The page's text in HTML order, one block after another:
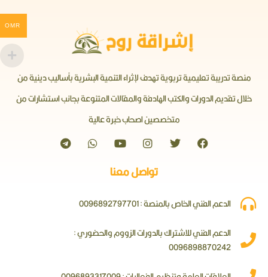
منصة تدريبة تعليمية تربوية تهدف لإثراء التنمية البشرية بأساليب دينية من
خلال تقديم الدورات والكتب الهادفة والمقالات المتنوعة بجانب استشارات من
متخصصين اصحاب خبرة عالية
تواصل معنا
الدعم الفني الخاص بالمنصة : 0096892797701
الدعم الفني للاشتراك بالدورات الزووم والحضوري :
0096898870242
OMR